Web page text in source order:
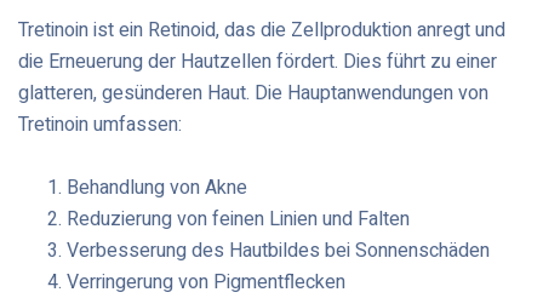
Tretinoin ist ein Retinoid, das die Zellproduktion anregt und
die Erneuerung der Hautzellen fördert. Dies führt zu einer
glatteren, gesünderen Haut. Die Hauptanwendungen von
Tretinoin umfassen:
Behandlung von Akne
Reduzierung von feinen Linien und Falten
Verbesserung des Hautbildes bei Sonnenschäden
Verringerung von Pigmentflecken